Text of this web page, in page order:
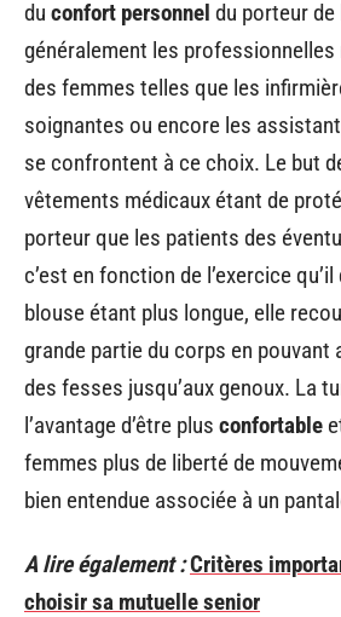
du confort personnel du porteur
généralement les
des femmes telles que les
soignantes ou encore les
se confrontent à ce choix. Le but
vêtements médicaux étant de
porteur que les patients des
c’est en fonction de l’exercice
blouse étant plus longue, elle
grande partie du corps en pouvant
des fesses jusqu’aux genoux. La
l’avantage d’être plus confortable
femmes plus de liberté de
bien entendue associée à un
A lire également :Critères
choisir sa mutuelle senior